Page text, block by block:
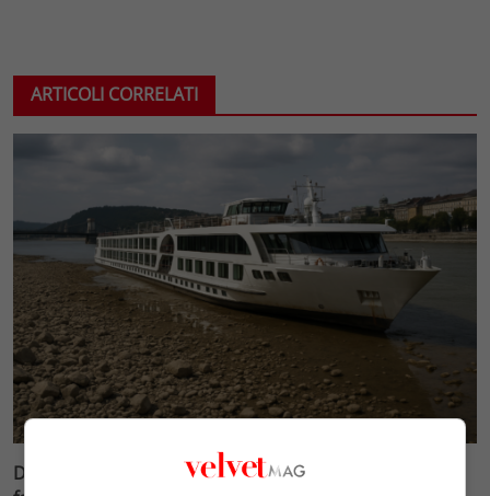
ARTICOLI CORRELATI
Danubio a livelli minimi record: le crociere fluviali si